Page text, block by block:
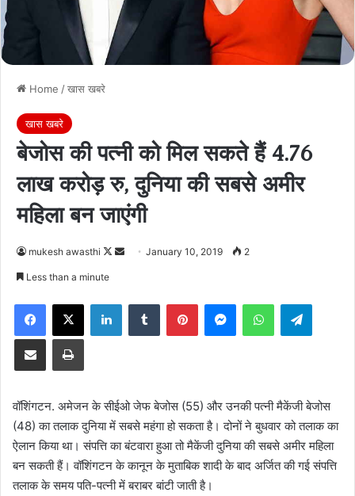
Home /खास खबरे
खास खबरे
बेजोस की पत्नी को मिल सकते हैं 4.76
लाख करोड़ रु, दुनिया की सबसे अमीर
महिला बन जाएंगी
mukesh awasthi
Follow
Send January 10, 2019 2
Less than a minute
Facebook
X LinkedInTumblr PinterestMessengerWhatsApp
Share via Email Print
वॉशिंगटन. अमेजन के सीईओ जेफ बेजोस (55) और उनकी पत्नी मैकेंजी बेजोस
(48) का तलाक दुनिया में सबसे महंगा हो सकता है। दोनों ने बुधवार को तलाक का
ऐलान किया था। संपत्ति का बंटवारा हुआ तो मैकेंजी दुनिया की सबसे अमीर महिला
बन सकती हैं। वॉशिंगटन के कानून के मुताबिक शादी के बाद अर्जित की गई संपत्ति
तलाक के समय पति-पत्नी में बराबर बांटी जाती है।